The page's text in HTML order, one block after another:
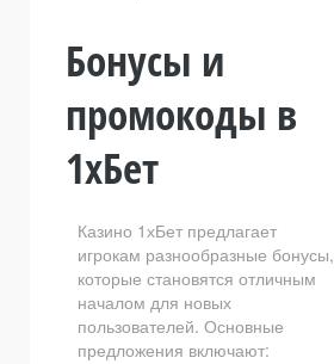
Бонусы и
промокоды в
1хБет
Казино 1хБет предлагает
игрокам разнообразные бонусы,
которые становятся отличным
началом для новых
пользователей. Основные
предложения включают: